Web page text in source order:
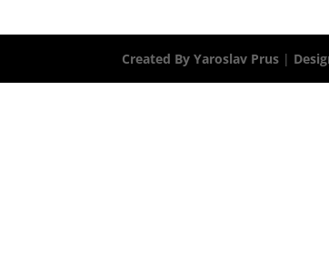
Created By Yaroslav Prus |